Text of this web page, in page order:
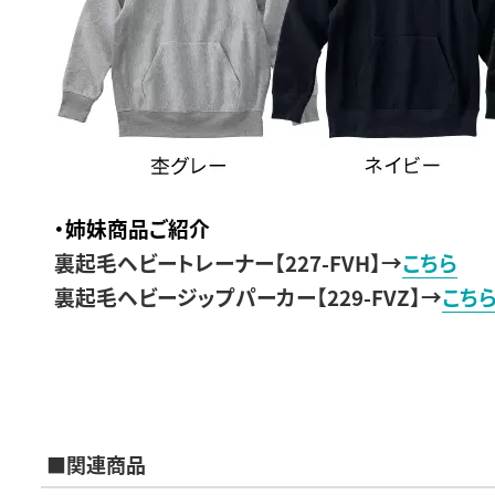
・姉妹商品ご紹介
裏起毛ヘビートレーナー【227-FVH】→こちら
裏起毛ヘビージップパーカー【229-FVZ】→こち
■関連商品